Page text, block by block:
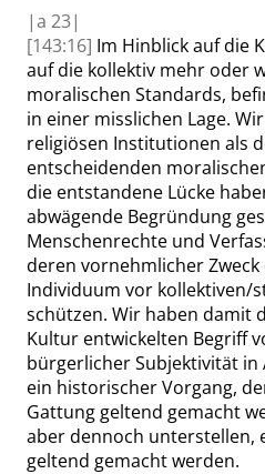
|a 23|
[143:16] Im Hinblick auf die
auf die kollektiv mehr oder
moralischen Standards,
in einer misslichen Lage.
religiösen Institutionen als
entscheidenden
die entstandene Lücke
abwägende Begründung
Menschenrechte und
deren vornehmlicher
Individuum vor kollektiven/
schützen. Wir haben damit
Kultur entwickelten Begriff
bürgerlicher Subjektivität in
ein historischer Vorgang,
Gattung geltend gemacht
aber dennoch unterstellen,
geltend gemacht werden.